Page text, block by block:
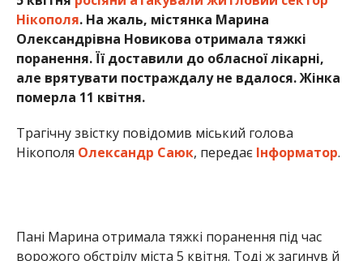
Пані Марина отримала тяжкі поранення під час
ворожого обстрілу міста 5 квітня. Тоді ж загинув й
її чоловік. Лікарі до останнього боролися за життя
Марини Олександрівни, але, на жаль, врятувати її
не вдалося. 11 квітня 60-річна Марина
Олександрівна Новикова померла у лікарні міста
Дніпро.
Все її життя було присвячено сімʼї, праці та
У неї залишилися дві доньки та онука.